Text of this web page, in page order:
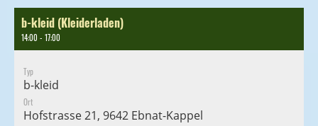
b-kleid (Kleiderladen)
14:00 - 17:00
Typ
b-kleid
Ort
Hofstrasse 21, 9642 Ebnat-Kappel